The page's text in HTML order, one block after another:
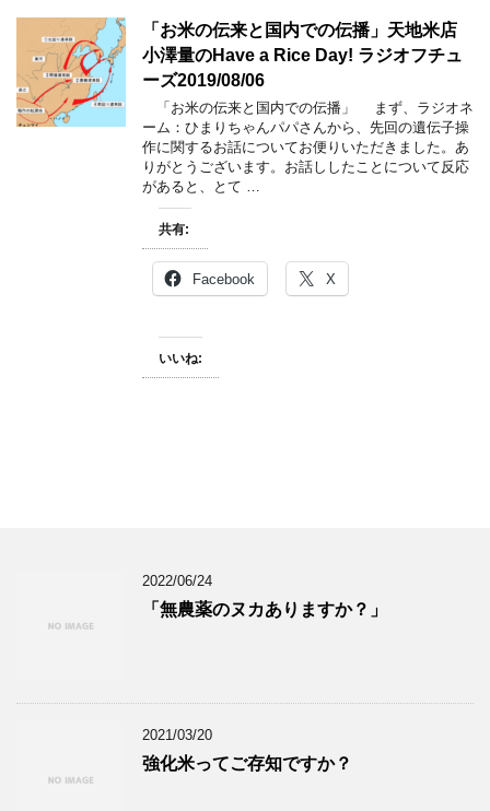
「お米の伝来と国内での伝播」天地米店
小澤量のHave a Rice Day! ラジオフチュ
ーズ2019/08/06
「お米の伝来と国内での伝播」 まず、ラジオネ
ーム：ひまりちゃんパパさんから、先回の遺伝子操
作に関するお話についてお便りいただきました。あ
りがとうございます。お話ししたことについて反応
があると、とて …
共有:
Facebook X
いいね:
2022/06/24
「無農薬のヌカありますか？」
2021/03/20
強化米ってご存知ですか？